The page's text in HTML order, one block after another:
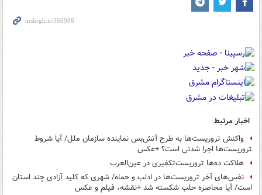
اخبار مرتبط
واکنش تروریست‌ها به طرح آتش‌بس نماینده سازمان ملل/ آیا شروط
تروریست‌ها اجرا شدنی است؟ +عکس
هلاکت ده‌ها تروریست‌تکفیری در عین‌العرب
نفس‌های آخر تروریست‌ها در ادلب و حماه/ شهری که کلید آزادی چند استان
است/ آیا محاصره حلب شکسته شد +نقشه، فیلم و عکس